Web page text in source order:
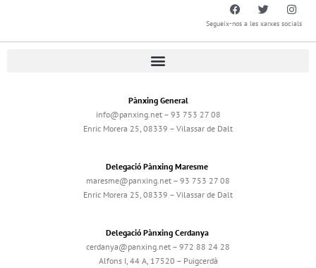
Segueix-nos a les xarxes socials
Pànxing General
info@panxing.net – 93 753 27 08
Enric Morera 25, 08339 – Vilassar de Dalt
Delegació Pànxing Maresme
maresme@panxing.net – 93 753 27 08
Enric Morera 25, 08339 – Vilassar de Dalt
Delegació Pànxing Cerdanya
cerdanya@panxing.net – 972 88 24 28
Alfons I, 44 A, 17520 – Puigcerdà